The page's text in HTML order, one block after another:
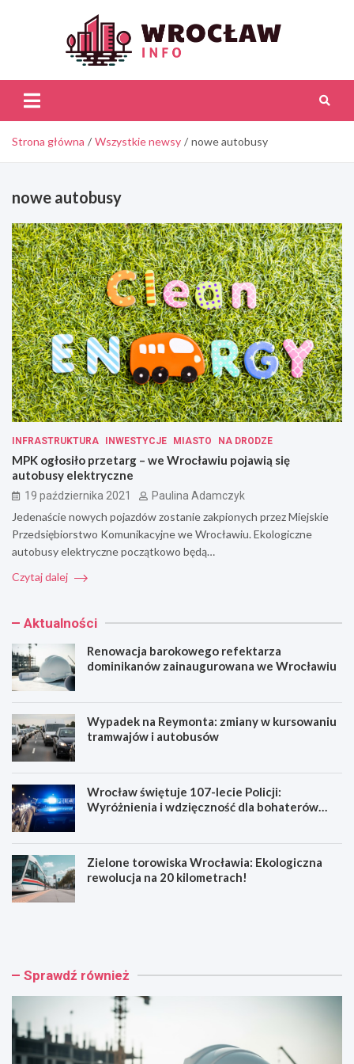
Strona główna Wszystkie newsy nowe autobusy
nowe autobusy
INFRASTRUKTURA INWESTYCJE MIASTO NA DRODZE
MPK ogłosiło przetarg – we Wrocławiu pojawią się
autobusy elektryczne
19 października 2021 Paulina Adamczyk
Jedenaście nowych pojazdów zostanie zakpionych przez Miejskie
Przedsiębiorstwo Komunikacyjne we Wrocławiu. Ekologiczne
autobusy elektryczne początkowo będą…
Czytaj dalej
Aktualności
Renowacja barokowego refektarza
dominikanów zainaugurowana we Wrocławiu
Wypadek na Reymonta: zmiany w kursowaniu
tramwajów i autobusów
Wrocław świętuje 107-lecie Policji:
Wyróżnienia i wdzięczność dla bohaterów
Zielone torowiska Wrocławia: Ekologiczna
rewolucja na 20 kilometrach!
R
a
a
b
a
W
e
a
R
e
Sprawdź również